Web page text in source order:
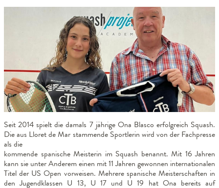
Seit 2014 spielt die damals 7 jährige Ona Blasco erfolgreich Squash.
Die aus Lloret de Mar stammende Sportlerin wird von der Fachpresse
als die
kommende spanische Meisterin im Squash benannt. Mit 16 Jahren
kann sie unter Anderem einen mit 11 Jahren gewonnen internationalen
Titel der US Open vorweisen. Mehrere spanische Meisterschaften in
den Jugendklassen U 13, U 17 und U 19 hat Ona bereits auf